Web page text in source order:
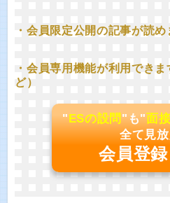
・会員限定公開の記事が読め
・会員専用機能が利用でき
ど）
"ESの設問"も"面
全て見
会員登録